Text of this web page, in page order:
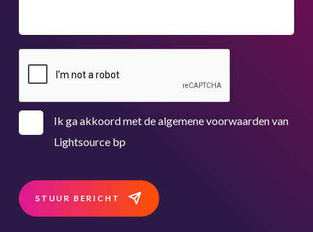
Ik ga akkoord met de algemene voorwaarden van
Lightsource bp
STUUR BERICHT